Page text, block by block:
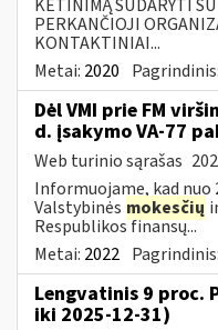
KETINIMĄ SUDARYTI
PERKANČIOJI
KONTAKTINIAI...
Metai: 2020 Pagrindinis:
Dėl VMI prie FM
d. įsakymo VA-77
Web turinio sąrašas
Informuojame, kad nuo
Valstybinės mokesčių
Respublikos finansų...
Metai: 2022 Pagrindinis:
Lengvatinis 9 proc.
iki 2025-12-31)